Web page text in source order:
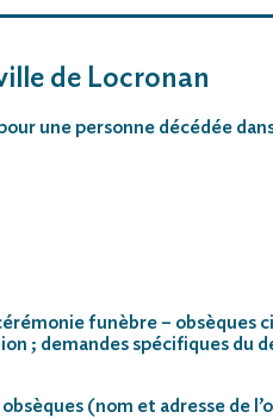
de Locronan
une personne décédée
funèbre – obsèques
; demandes spécifiques du
(nom et adresse de